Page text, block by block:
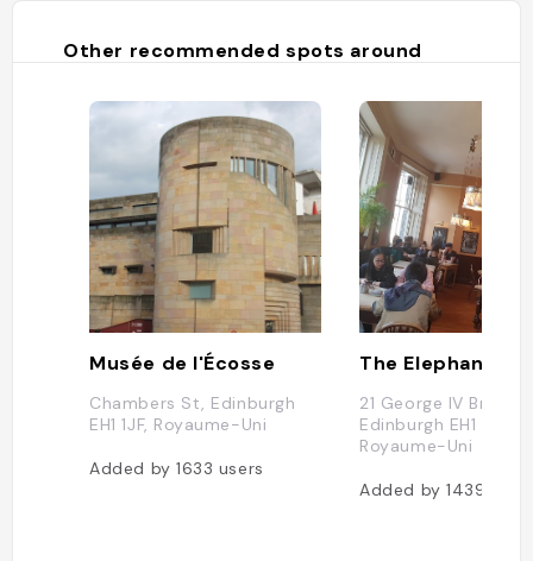
Other recommended spots around
Musée de l'Écosse
Chambers St, Edinburgh
EH1 1JF, Royaume-Uni
Added by1633 users
The Elephant
21 George IV Bridge,
Edinburgh EH1 1EN,
Royaume-Uni
Added by1439